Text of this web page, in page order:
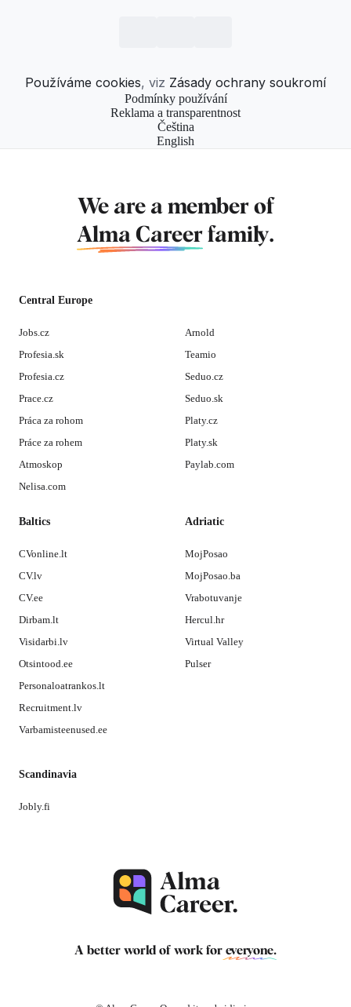
Používáme cookies, viz Zásady ochrany soukromí
Podmínky používání
Reklama a transparentnost
Čeština
English
We are a member of
Alma Career family.
Central Europe
Jobs.cz
Profesia.sk
Profesia.cz
Prace.cz
Práca za rohom
Práce za rohem
Atmoskop
Nelisa.com
Arnold
Teamio
Seduo.cz
Seduo.sk
Platy.cz
Platy.sk
Paylab.com
Baltics
CVonline.lt
CV.lv
CV.ee
Dirbam.lt
Visidarbi.lv
Otsintood.ee
Personaloatrankos.lt
Recruitment.lv
Varbamisteenused.ee
Adriatic
MojPosao
MojPosao.ba
Vrabotuvanje
Hercul.hr
Virtual Valley
Pulser
Scandinavia
Jobly.fi
A better world of work for everyone.